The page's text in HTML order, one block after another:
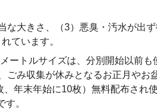
大きさ、（3）悪臭・汚水が出ず
ています。
トルサイズは、分別開始以前も
み収集が休みとなるお正月やお
年末年始に10枚）無料配布され
。